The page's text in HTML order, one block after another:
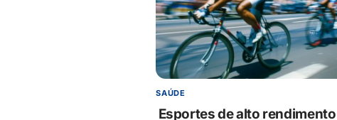
SAÚDE
Esportes de alto rendimento